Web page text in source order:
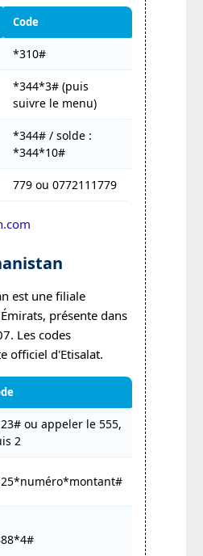
Code
*310#
*344*3# (puis
suivre le menu)
*344# / solde :
*344*10#
779 ou 0772111779
est une filiale
présente dans
Les codes
officiel d'Etisalat.
ou appeler le 555,
2